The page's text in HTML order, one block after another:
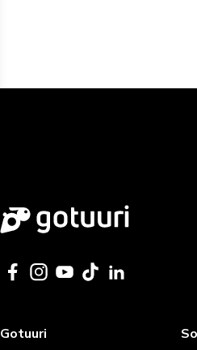
Gotuuri